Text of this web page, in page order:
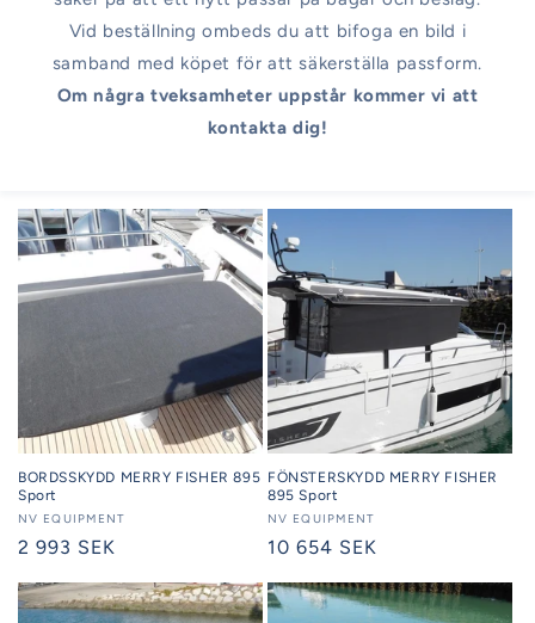
Vid beställning ombeds du att bifoga en bild i
samband med köpet för att säkerställa passform.
Om några tveksamheter uppstår kommer vi att
kontakta dig!
BORDSSKYDD MERRY FISHER 895
Sport
Säljare:
NV EQUIPMENT
Ordinarie
2 993 SEK
FÖNSTERSKYDD MERRY FISHER
895 Sport
Säljare:
NV EQUIPMENT
Ordinarie
10 654 SEK